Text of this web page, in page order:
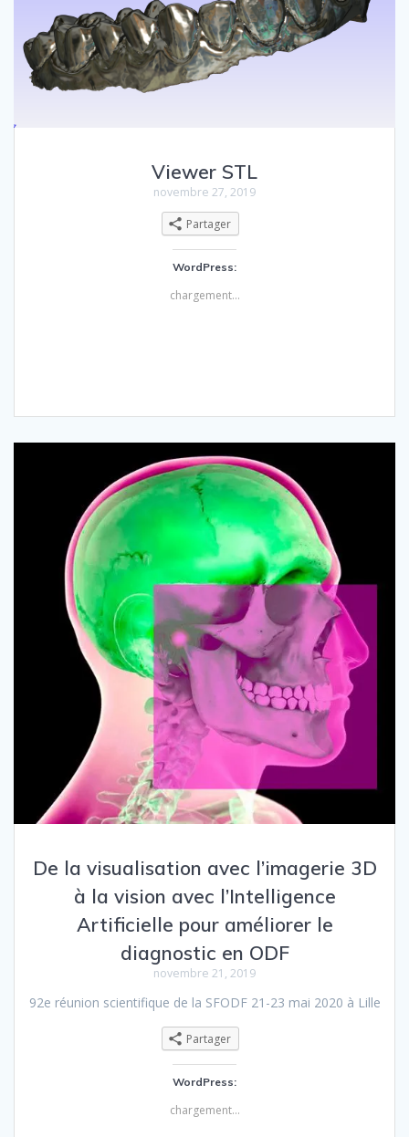
Viewer STL
novembre 27, 2019
Partager
WordPress:
chargement…
De la visualisation avec l’imagerie 3D
à la vision avec l’Intelligence
Artificielle pour améliorer le
diagnostic en ODF
novembre 21, 2019
92e réunion scientifique de la SFODF 21-23 mai 2020 à Lille
Partager
WordPress:
chargement…